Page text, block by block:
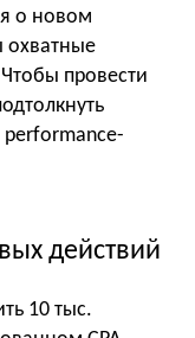
о новом
охватные
провести
действий
10 тыс.